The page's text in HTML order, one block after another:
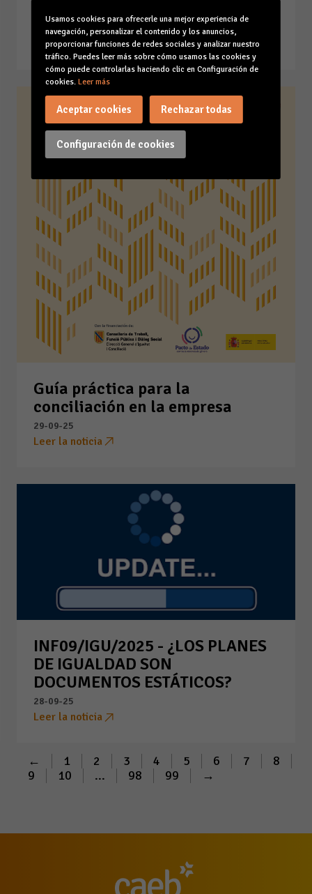
15-10-25
Leer la noticia
Guía práctica para la
conciliación en la empresa
29-09-25
Leer la noticia
INF09/IGU/2025 - ¿LOS PLANES
DE IGUALDAD SON
DOCUMENTOS ESTÁTICOS?
28-09-25
Leer la noticia
← 1 2 3 4 5 6 7
8
9
10 ... 98 99 →
Usamos cookies para ofrecerle una mejor experiencia de
navegación, personalizar el contenido y los anuncios,
proporcionar funciones de redes sociales y analizar nuestro
tráfico. Puedes leer más sobre cómo usamos las cookies y
cómo puede controlarlas haciendo clic en Configuración de
cookies. Leer más
Configuración de cookies
Aceptar cookies Rechazar todas